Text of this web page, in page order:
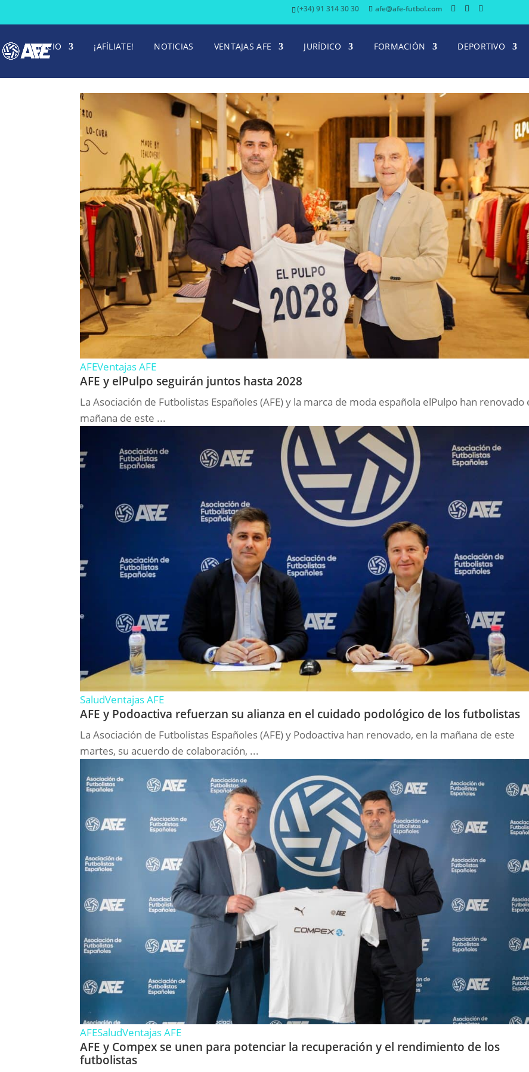
(+34) 91 314 30 30 afe@afe-futbol.com
INICIO ¡AFÍLIATE! NOTICIAS VENTAJAS AFE JURÍDICO FORMACIÓN DEPORTIVO
AFEVentajas AFE
AFE y elPulpo seguirán juntos hasta 2028
La Asociación de Futbolistas Españoles (AFE) y la marca de moda española elPulpo han renovado
mañana de este ...
SaludVentajas AFE
AFE y Podoactiva refuerzan su alianza en el cuidado podológico de los futbolistas
La Asociación de Futbolistas Españoles (AFE) y Podoactiva han renovado, en la mañana de este
martes, su acuerdo de colaboración, ...
AFESaludVentajas AFE
AFE y Compex se unen para potenciar la recuperación y el rendimiento de los
futbolistas